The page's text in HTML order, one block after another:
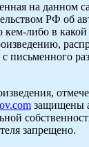
на данном
РФ об
кем-либо в
с письменного
защищены
запрещено.